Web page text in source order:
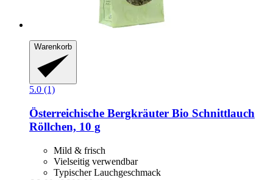
Warenkorb
5.0 (1)
Österreichische Bergkräuter Bio Schnittlauch
Röllchen, 10 g
Mild & frisch
Vielseitig verwendbar
Typischer Lauchgeschmack